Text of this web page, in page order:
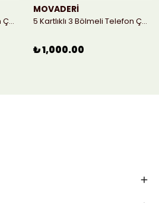
5 Kartlıklı 3 Bölmeli Telefon Çantası - Taba
MOVADERİ
5 Kartlıklı 3 Bölmeli Telefon Çantası
₺ 1,000.00